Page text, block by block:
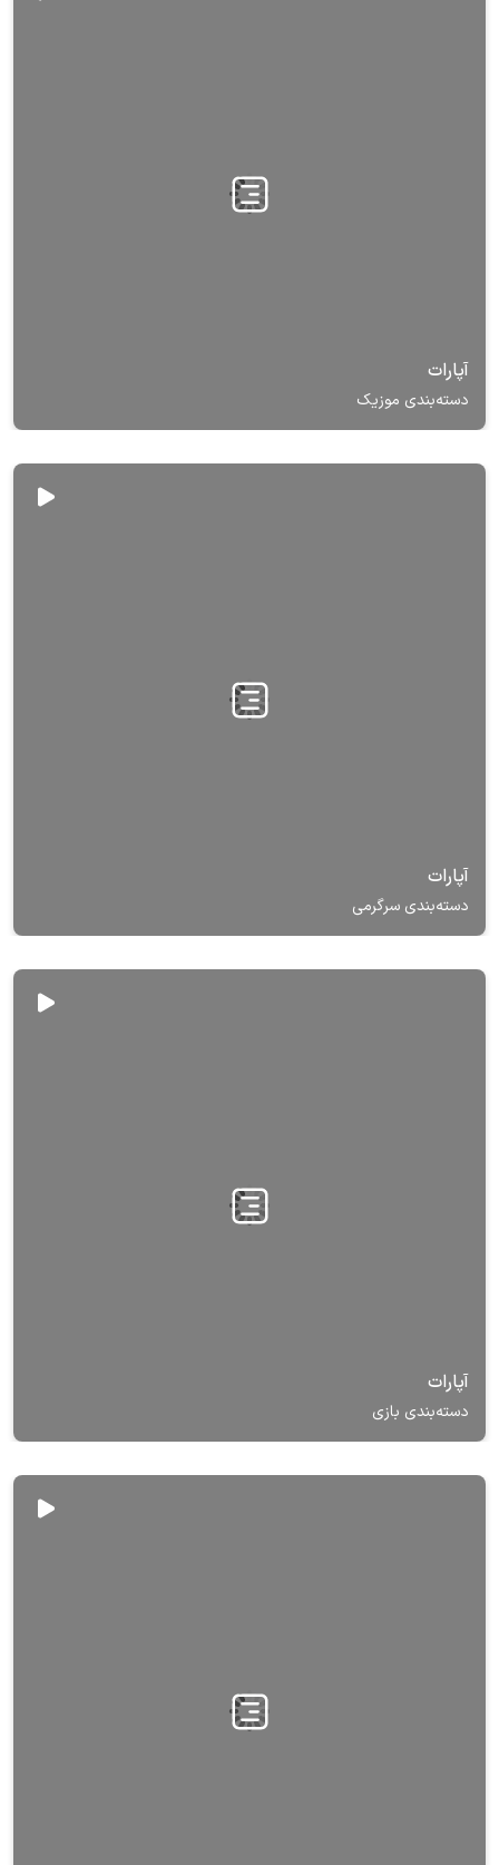
آپارات
دسته‌بندی موزیک
آپارات
دسته‌بندی سرگرمی
آپارات
دسته‌بندی بازی